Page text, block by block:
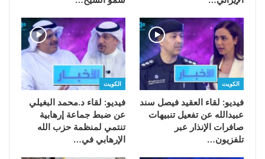
الكويت
فيديو: لقاء العقيد فيصل سند
عبيدالله عن تفعيل تنبيهات
صافرات الإنذار عبر
تلفزيون…
الكويت
فيديو: لقاء د.محمد البغيلي
عن ضبط جماعة إرهابية
تنتمي لمنظمة حزب الله
الإرهابي في…